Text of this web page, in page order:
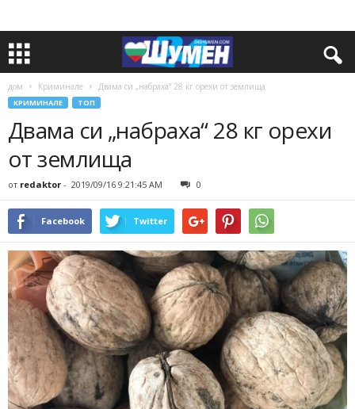
дом Криминале Двама си „набраха“ 28 кг орехи от землища
КРИМИНАЛЕ ТОП
Двама си „набраха“ 28 кг орехи
от землища
от redaktor - 2019/09/16 9:21:45 AM 0
Facebook Twitter